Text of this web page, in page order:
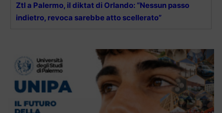
Ztl a Palermo, il diktat di Orlando: “Nessun passo
indietro, revoca sarebbe atto scellerato”